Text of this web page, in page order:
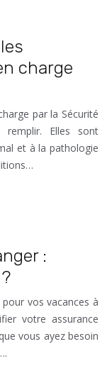
charge
par la Sécurité
remplir. Elles sont
et à la pathologie
:
vos vacances à
votre assurance
vous ayez besoin